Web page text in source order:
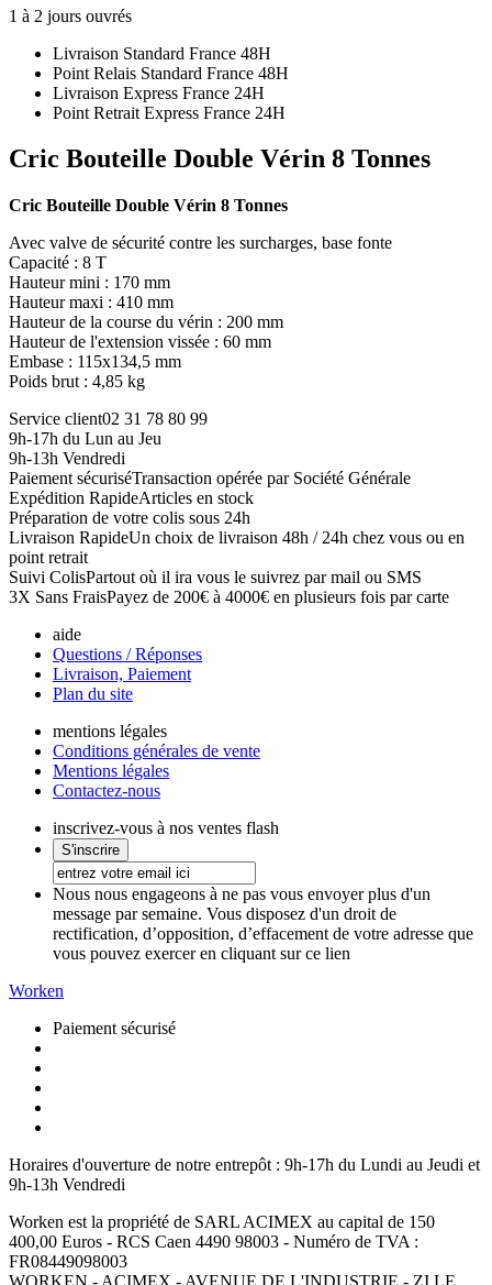
1 à 2 jours ouvrés
Livraison Standard France 48H
Point Relais Standard France 48H
Livraison Express France 24H
Point Retrait Express France 24H
Cric Bouteille Double Vérin 8 Tonnes
Cric Bouteille Double Vérin 8 Tonnes
Avec valve de sécurité contre les surcharges, base fonte
Capacité : 8 T
Hauteur mini : 170 mm
Hauteur maxi : 410 mm
Hauteur de la course du vérin : 200 mm
Hauteur de l'extension vissée : 60 mm
Embase : 115x134,5 mm
Poids brut : 4,85 kg
Service client02 31 78 80 99
9h-17h du Lun au Jeu
9h-13h Vendredi
Paiement sécuriséTransaction opérée par Société Générale
Expédition RapideArticles en stock
Préparation de votre colis sous 24h
Livraison RapideUn choix de livraison 48h / 24h chez vous ou en
point retrait
Suivi ColisPartout où il ira vous le suivrez par mail ou SMS
3X Sans FraisPayez de 200€ à 4000€ en plusieurs fois par carte
aide
Questions / Réponses
Livraison, Paiement
Plan du site
mentions légales
Conditions générales de vente
Mentions légales
Contactez-nous
inscrivez-vous à nos ventes flash
Nous nous engageons à ne pas vous envoyer plus d'un
message par semaine. Vous disposez d'un droit de
rectification, d’opposition, d’effacement de votre adresse que
vous pouvez exercer en cliquant sur ce lien
Worken
Paiement sécurisé
Horaires d'ouverture de notre entrepôt : 9h-17h du Lundi au Jeudi et
9h-13h Vendredi
Worken est la propriété de SARL ACIMEX au capital de 150
400,00 Euros - RCS Caen 4490 98003 - Numéro de TVA :
FR08449098003